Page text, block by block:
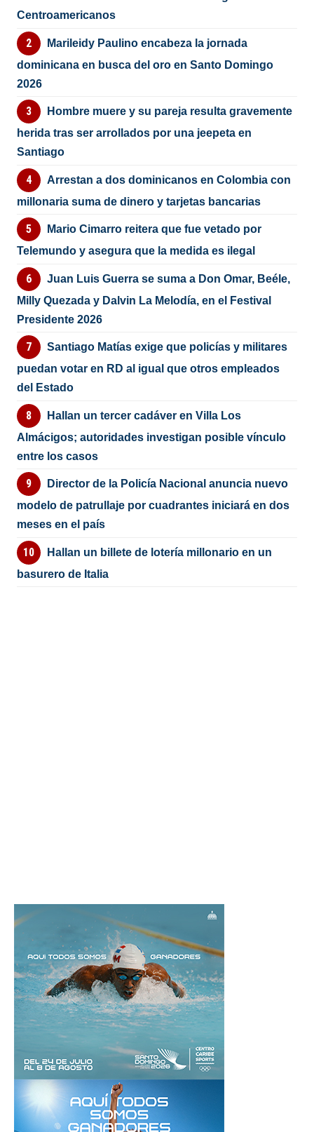
Centroamericanos
Marileidy Paulino encabeza la jornada
dominicana en busca del oro en Santo Domingo
2026
Hombre muere y su pareja resulta gravemente
herida tras ser arrollados por una jeepeta en
Santiago
Arrestan a dos dominicanos en Colombia con
millonaria suma de dinero y tarjetas bancarias
Mario Cimarro reitera que fue vetado por
Telemundo y asegura que la medida es ilegal
Juan Luis Guerra se suma a Don Omar, Beéle,
Milly Quezada y Dalvin La Melodía, en el Festival
Presidente 2026
Santiago Matías exige que policías y militares
puedan votar en RD al igual que otros empleados
del Estado
Hallan un tercer cadáver en Villa Los
Almácigos; autoridades investigan posible vínculo
entre los casos
Director de la Policía Nacional anuncia nuevo
modelo de patrullaje por cuadrantes iniciará en dos
meses en el país
Hallan un billete de lotería millonario en un
basurero de Italia